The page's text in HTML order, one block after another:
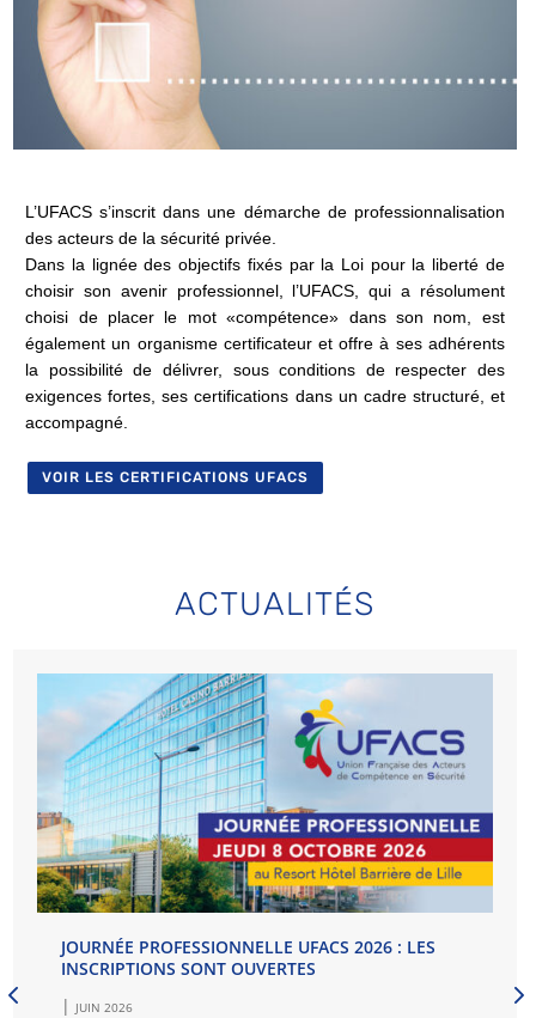
L’UFACS s’inscrit dans une démarche de professionnalisation
des acteurs de la sécurité privée.
Dans la lignée des objectifs fixés par la Loi pour la liberté de
choisir son avenir professionnel, l’UFACS, qui a résolument
choisi de placer le mot «compétence» dans son nom, est
également un organisme certificateur et offre à ses adhérents
la possibilité de délivrer, sous conditions de respecter des
exigences fortes, ses certifications dans un cadre structuré, et
accompagné.
VOIR LES CERTIFICATIONS UFACS
ACTUALITÉS
JOURNÉE PROFESSIONNELLE UFACS 2026 : LES
INSCRIPTIONS SONT OUVERTES
| JUIN 2026